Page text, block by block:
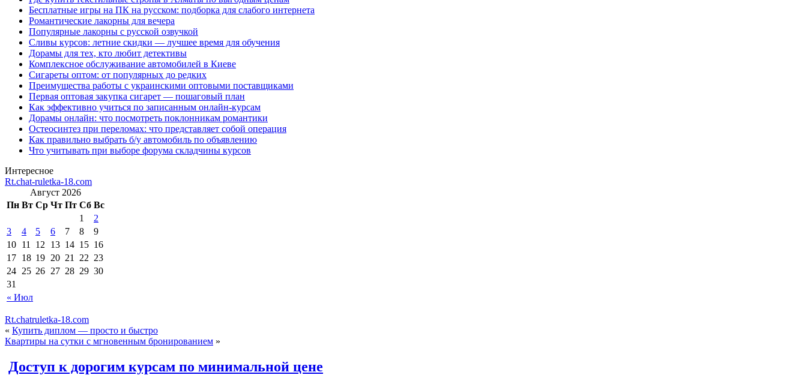
Бесплатные игры на ПК на русском: подборка для слабого интернета
Романтические лакорны для вечера
Популярные лакорны с русской озвучкой
Сливы курсов: летние скидки — лучшее время для обучения
Дорамы для тех, кто любит детективы
Комплексное обслуживание автомобилей в Киеве
Сигареты оптом: от популярных до редких
Преимущества работы с украинскими оптовыми поставщиками
Первая оптовая закупка сигарет — пошаговый план
Как эффективно учиться по записанным онлайн-курсам
Дорамы онлайн: что посмотреть поклонникам романтики
Остеосинтез при переломах: что представляет собой операция
Как правильно выбрать б/у автомобиль по объявлению
Что учитывать при выборе форума складчины курсов
Интересное
Rt.chat-ruletka-18.com
Август 2026
Пн Вт Ср Чт Пт Сб Вс
« Июл
1
2
3
4 5 6 7 8
9
10 11 12 13 14 15 16
17 18 19 20 21 22 23
24 25 26 27 28 29 30
31
Rt.chatruletka-18.com
« Купить диплом — просто и быстро
Квартиры на сутки с мгновенным бронированием »
Доступ к дорогим курсам по минимальной цене